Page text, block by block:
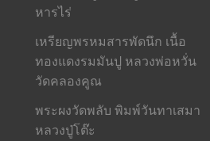
หารไร่
เหรียญพรหมสารพัดนึก เนื้อ
ทองแดงรมมันปู หลวงพ่อหวั่น
วัดคลองคูณ
พระผงวัดพลับ พิมพ์วันทาเสมา
หลวงปู่โต๊ะ